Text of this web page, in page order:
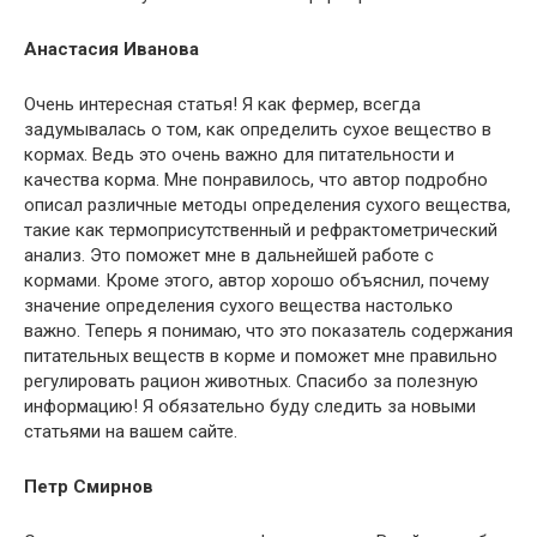
Анастасия Иванова
Очень интересная статья! Я как фермер, всегда
задумывалась о том, как определить сухое вещество в
кормах. Ведь это очень важно для питательности и
качества корма. Мне понравилось, что автор подробно
описал различные методы определения сухого вещества,
такие как термоприсутственный и рефрактометрический
анализ. Это поможет мне в дальнейшей работе с
кормами. Кроме этого, автор хорошо объяснил, почему
значение определения сухого вещества настолько
важно. Теперь я понимаю, что это показатель содержания
питательных веществ в корме и поможет мне правильно
регулировать рацион животных. Спасибо за полезную
информацию! Я обязательно буду следить за новыми
статьями на вашем сайте.
Петр Смирнов